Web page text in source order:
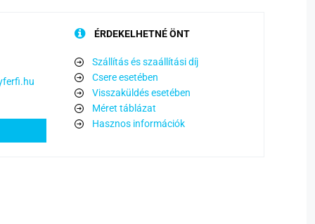
ÉRDEKELHETNÉ ÖNT
Szállítás és szaállítási díj
Csere esetében
Visszaküldés esetében
Méret táblázat
Hasznos információk